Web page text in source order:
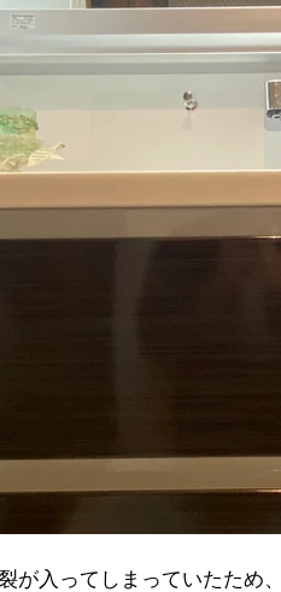
が入ってしまっていたため